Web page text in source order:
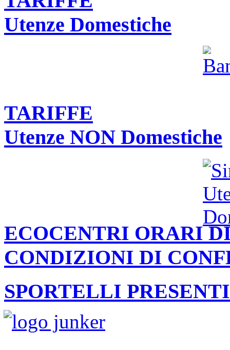
Utenze Domestiche
TARIFFE
Utenze NON Domestiche
ECOCENTRI ORARI
CONDIZIONI DI
SPORTELLI